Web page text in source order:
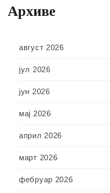
Архиве
август 2026
јул 2026
јун 2026
мај 2026
април 2026
март 2026
фебруар 2026